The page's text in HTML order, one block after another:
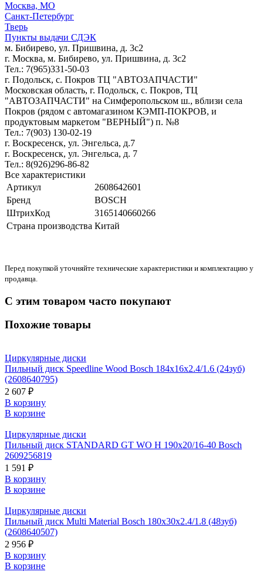
Москва, МО
Санкт-Петербург
Тверь
Пункты выдачи СДЭК
м. Бибирево, ул. Пришвина, д. 3с2
г. Москва, м. Бибирево, ул. Пришвина, д. 3с2
Тел.: 7(965)331-50-03
г. Подольск, c. Покров ТЦ "АВТОЗАПЧАСТИ"
Московская область, г. Подольск, c. Покров, ТЦ
"АВТОЗАПЧАСТИ" на Симферопольском ш., вблизи села
Покров (рядом с автомагазином КЭМП-ПОКРОВ, и
продуктовым маркетом "ВЕРНЫЙ") п. №8
Тел.: 7(903) 130-02-19
г. Воскресенск, ул. Энгельса, д.7
г. Воскресенск, ул. Энгельса, д. 7
Тел.: 8(926)296-86-82
Все характеристики
Артикул
2608642601
Бренд
BOSCH
ШтрихКод
3165140660266
Страна производства Китай
Перед покупкой уточняйте технические характеристики и комплектацию у
продавца.
С этим товаром часто покупают
Похожие товары
Циркулярные диски
Пильный диск Speedline Wood Bosch 184x16x2.4/1.6 (24зуб)
(2608640795)
2 607 ₽
В корзину
В корзине
Циркулярные диски
Пильный диск STANDARD GT WO H 190x20/16-40 Bosch
2609256819
1 591 ₽
В корзину
В корзине
Циркулярные диски
Пильный диск Multi Material Bosch 180x30x2.4/1.8 (48зуб)
(2608640507)
2 956 ₽
В корзину
В корзине